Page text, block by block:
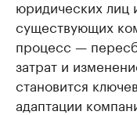
юридических лиц
существующих
процесс —
затрат и
становится
адаптации